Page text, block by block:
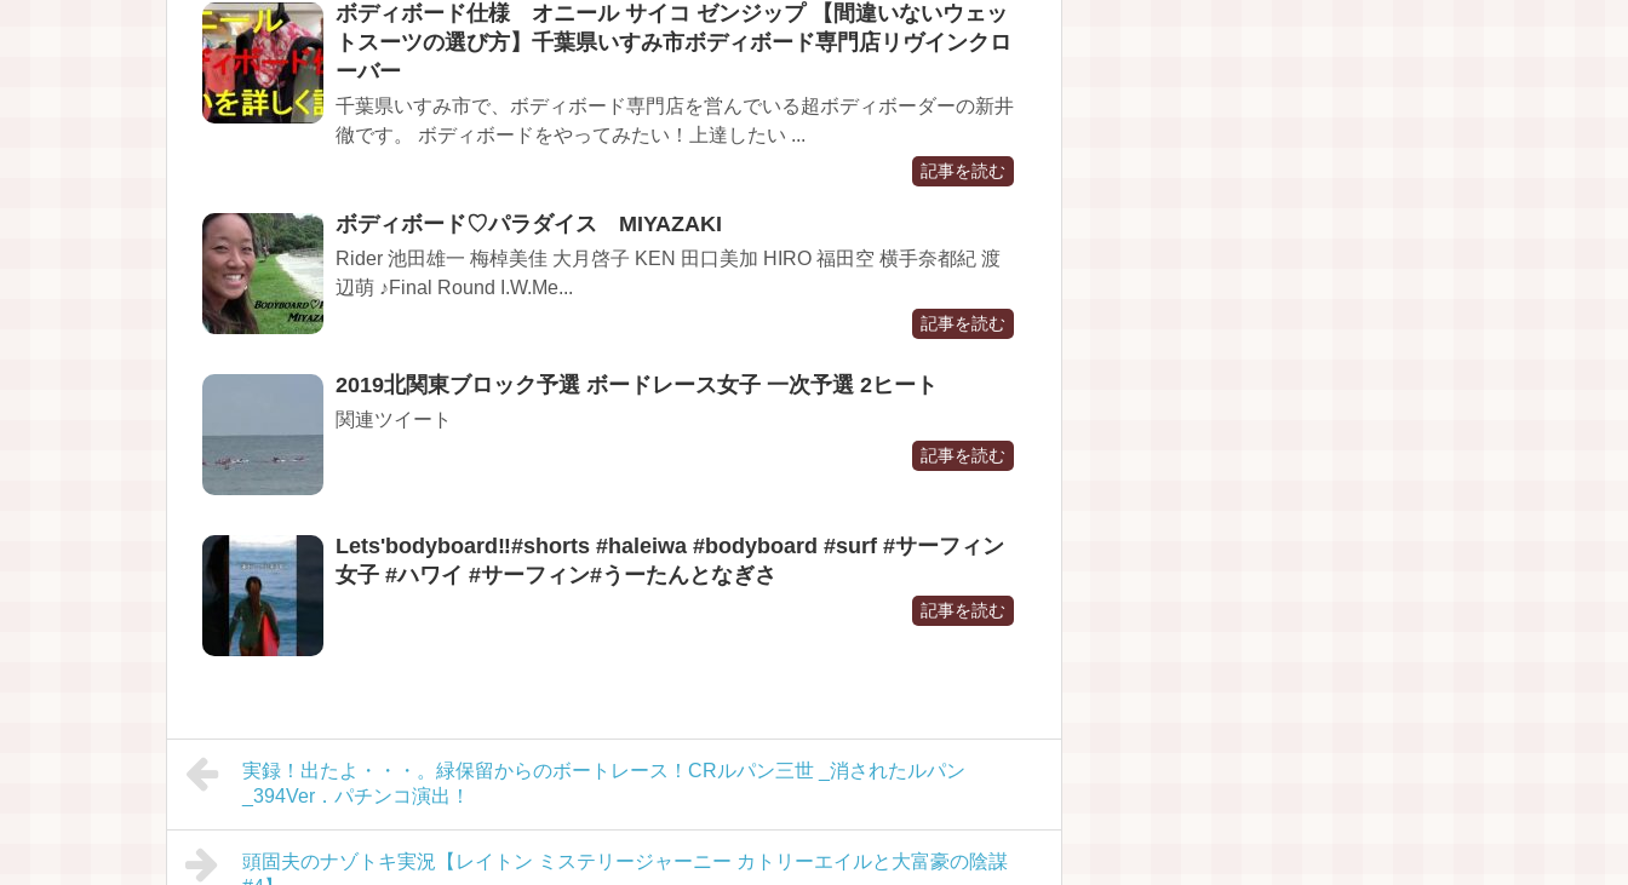
ボディボード仕様 オニール サイコ ゼンジップ 【間違いないウェッ
トスーツの選び方】千葉県いすみ市ボディボード専門店リヴインクロ
ーバー
千葉県いすみ市で、ボディボード専門店を営んでいる超ボディボーダーの新井
徹です。 ボディボードをやってみたい！上達したい ...
記事を読む
ボディボード♡パラダイス MIYAZAKI
Rider 池田雄一 梅棹美佳 大月啓子 KEN 田口美加 HIRO 福田空 横手奈都紀 渡
辺萌 ♪Final Round I.W.Me...
記事を読む
2019北関東ブロック予選 ボードレース女子 一次予選 2ヒート
関連ツイート
記事を読む
Lets'bodyboard‼︎#shorts #haleiwa #bodyboard #surf #サーフィン
女子 #ハワイ #サーフィン#うーたんとなぎさ
記事を読む
実録！出たよ・・・。緑保留からのボートレース！CRルパン三世 _消されたルパン
_394Ver．パチンコ演出！
頭固夫のナゾトキ実況【レイトン ミステリージャーニー カトリーエイルと大富豪の陰謀